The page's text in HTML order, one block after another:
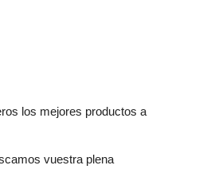
los mejores productos a
vuestra plena